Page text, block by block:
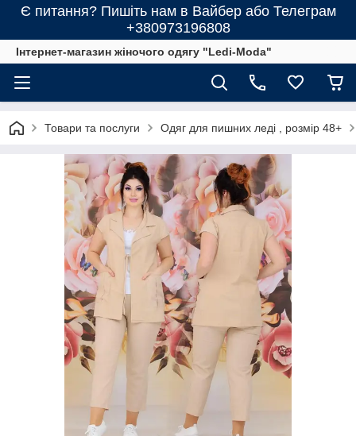
Є питання? Пишіть нам в Вайбер або Телеграм
+380973196808
Інтернет-магазин жіночого одягу "Ledi-Moda"
Товари та послуги Одяг для пишних леді , розмір 48+